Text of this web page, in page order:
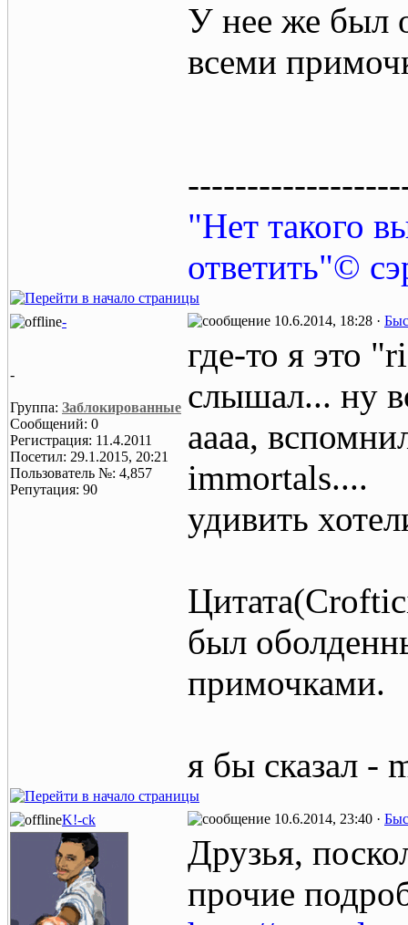
У нее же был
всеми
"Нет такого
ответить"©
- 10.6.2014, 18:28 ·
-
Группа: Заблокированные
Сообщений: 0
Регистрация: 11.4.2011
Посетил: 29.1.2015, 20:21
Пользователь №: 4,857
Репутация: 90
где-то я это
слышал... ну
аааа,
immortals....
удивить
был
примочками.
я бы сказал -
K!-ck 10.6.2014, 23:40 ·
Друзья,
прочие